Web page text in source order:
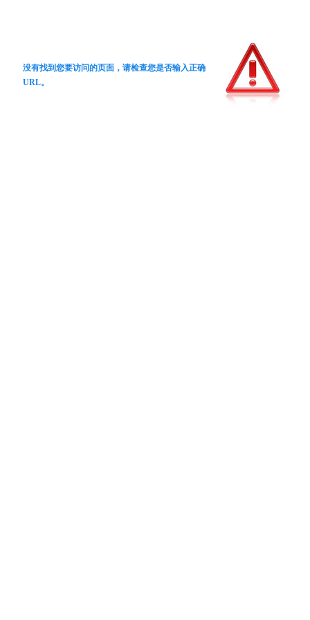
没有找到您要访问的页面，请检查您是否输入正确
URL。